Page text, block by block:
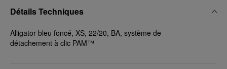
Détails Techniques
Alligator bleu foncé, XS, 22/20, BA, système de
détachement à clic PAM™